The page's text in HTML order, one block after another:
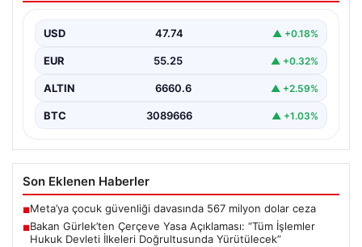
Yürütülecek”
Adalet Bakanı Akın Gürlek, terörle mücadelede yeni bir
dönemi başlatacak çerçeve yasanın Meclis'te kabul…
USD 47.74 ▲ +0.18%
EUR 55.25 ▲ +0.32%
ALTIN 6660.6 ▲ +2.59%
BTC 3089666 ▲ +1.03%
Son Eklenen Haberler
■Meta’ya çocuk güvenliği davasında 567 milyon dolar ceza
■Bakan Gürlek’ten Çerçeve Yasa Açıklaması: “Tüm İşlemler
Hukuk Devleti İlkeleri Doğrultusunda Yürütülecek”